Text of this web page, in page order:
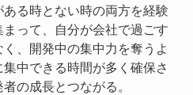
る時とない時の両方を経験
って、自分が会社で過ごす
、開発中の集中力を奪うよ
中できる時間が多く確保さ
の成長とつながる。